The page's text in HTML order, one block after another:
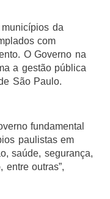
da
com
O Governo na
a gestão pública
São Paulo.
fundamental
paulistas em
saúde, segurança,
entre outras”,